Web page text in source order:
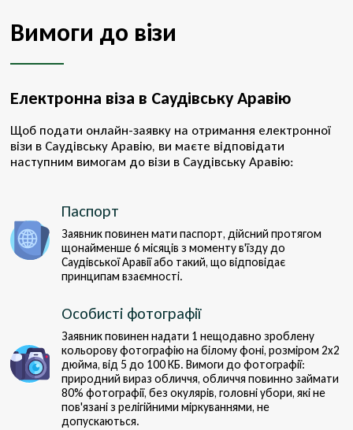
Вимоги до візи
Електронна віза в Саудівську Аравію
Щоб подати онлайн-заявку на отримання електронної
візи в Саудівську Аравію, ви маєте відповідати
наступним вимогам до візи в Саудівську Аравію:
Паспорт
Заявник повинен мати паспорт, дійсний протягом
щонайменше 6 місяців з моменту в'їзду до
Саудівської Аравії або такий, що відповідає
принципам взаємності.
Особисті фотографії
Заявник повинен надати 1 нещодавно зроблену
кольорову фотографію на білому фоні, розміром 2x2
дюйма, від 5 до 100 КБ. Вимоги до фотографії:
природний вираз обличчя, обличчя повинно займати
80% фотографії, без окулярів, головні убори, які не
пов'язані з релігійними міркуваннями, не
допускаються.